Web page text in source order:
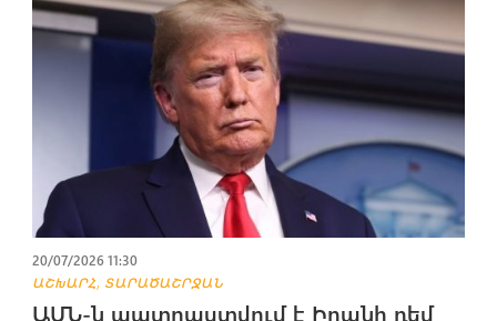
20/07/2026 11:30
ԱՇԽԱՐՀ, ՏԱՐԱԾԱՇՐՋԱՆ
ԱՄՆ-ն պատրաստվում է Իրանի դեմ